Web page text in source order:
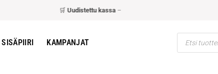
Uudistettu kassa– nopeampi ja helpompi maksaminen
SISÄPIIRI KAMPANJAT
Products
search